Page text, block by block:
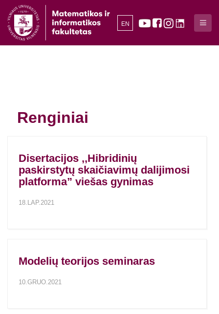
EN
Renginiai
Disertacijos ,,Hibridinių
paskirstytų skaičiavimų dalijimosi
platforma” viešas gynimas
18.LAP.2021
Modelių teorijos seminaras
10.GRUO.2021